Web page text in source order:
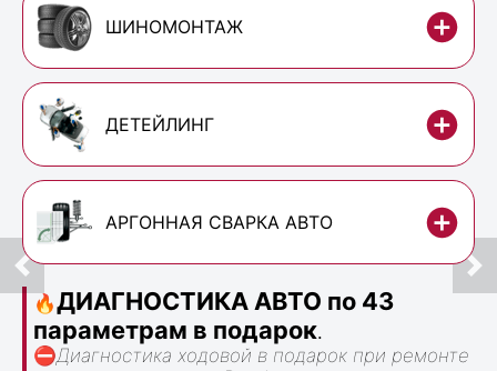
ШИНОМОНТАЖ
ДЕТЕЙЛИНГ
АРГОННАЯ СВАРКА АВТО
🔥ДИАГНОСТИКА АВТО по 43
параметрам в подарок.
⛔Диагностика ходовой в подарок при ремонте